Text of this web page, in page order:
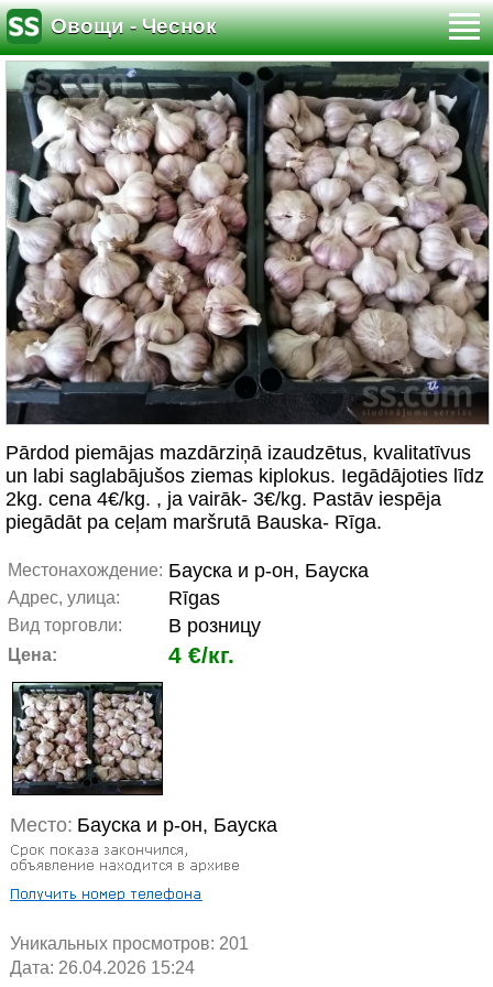
Овощи - Чеснок
Pārdod piemājas mazdārziņā izaudzētus, kvalitatīvus
un labi saglabājušos ziemas kiplokus. Iegādājoties līdz
2kg. cena 4€/kg. , ja vairāk- 3€/kg. Pastāv iespēja
piegādāt pa ceļam maršrutā Bauska- Rīga.
Местонахождение: Бауска и р-он, Бауска
Адрес, улица: Rīgas
Вид торговли: В розницу
Цена: 4 €/кг.
Место: Бауска и р-он, Бауска
Уникальных просмотров: 201
Дата: 26.04.2026 15:24